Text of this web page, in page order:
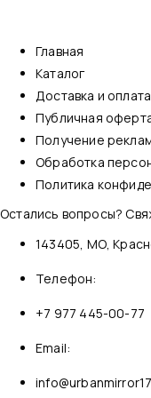
Главная
Каталог
Доставка и оплата
Публичная
Получение
Обработка
Политика
Остались вопросы?
143405, МО,
Телефон:
+7 977 445-00-77
Email: